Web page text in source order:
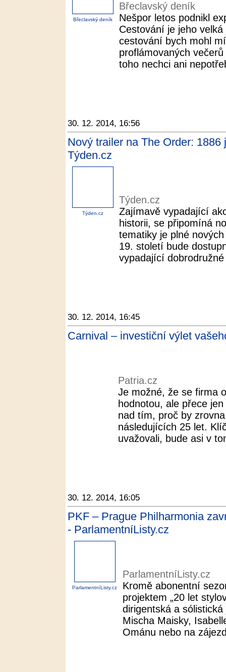
Břeclavský deník
Břeclavský deník
Nešpor letos podnikl
Cestování je jeho
cestování bych mohl
proflámovaných
toho nechci ani
30. 12. 2014, 16:56
Nový trailer na The Order:
Týden.cz
Týden.cz
Týden.cz
Zajímavě vypadající
historii, se připomíná
tematiky je plné
19. století bude
vypadající
30. 12. 2014, 16:45
Carnival – investiční výlet
Patria.cz
Je možné, že se firma
hodnotou, ale přece
nad tím, proč by
následujících 25 let.
uvažovali, bude asi v
30. 12. 2014, 16:05
PKF – Prague Philharmonia
- ParlamentníListy.cz
ParlamentníListy.cz
ParlamentníListy.cz
Kromě abonentní
projektem „20 let
dirigentská a
Mischa Maisky,
Ománu nebo na